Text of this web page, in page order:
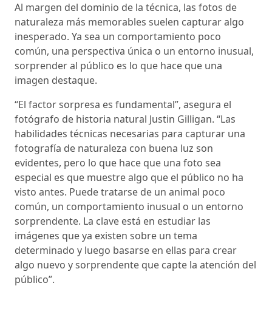
Al margen del dominio de la técnica, las fotos de
naturaleza más memorables suelen capturar algo
inesperado. Ya sea un comportamiento poco
común, una perspectiva única o un entorno inusual,
sorprender al público es lo que hace que una
imagen destaque.
“El factor sorpresa es fundamental”, asegura el
fotógrafo de historia natural Justin Gilligan. “Las
habilidades técnicas necesarias para capturar una
fotografía de naturaleza con buena luz son
evidentes, pero lo que hace que una foto sea
especial es que muestre algo que el público no ha
visto antes. Puede tratarse de un animal poco
común, un comportamiento inusual o un entorno
sorprendente. La clave está en estudiar las
imágenes que ya existen sobre un tema
determinado y luego basarse en ellas para crear
algo nuevo y sorprendente que capte la atención del
público”.